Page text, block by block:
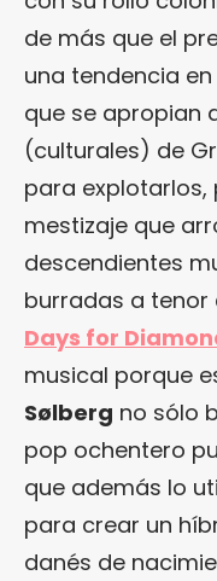
de más que el
una tendencia
que se apropian
(culturales) de
para
mestizaje que
descendientes
burradas a tenor
Days for
musical porque
Sølberg no sólo
pop ochentero
que además lo
para crear un
danés de